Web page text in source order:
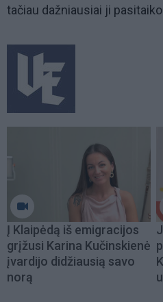
tačiau dažniausiai ji
Į Klaipėdą iš emigracijos
grįžusi Karina Kučinskienė
įvardijo didžiausią savo
norą